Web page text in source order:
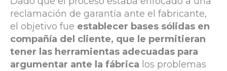
reclamación de garantía ante el fabricante,
el objetivo fue establecer bases sólidas en
compañía del cliente, que le permitieran
tener las herramientas adecuadas para
argumentar ante la fábrica los problemas